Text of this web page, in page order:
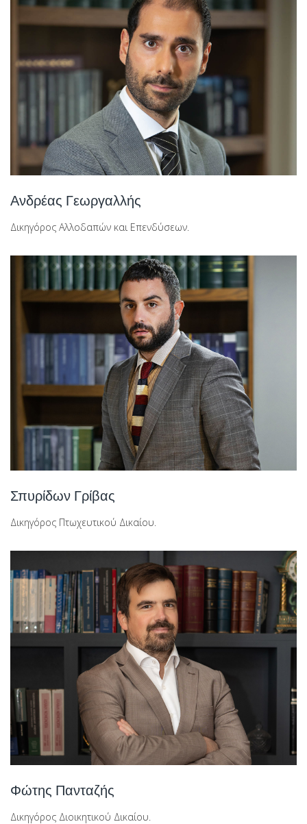
Ανδρέας Γεωργαλλής
Δικηγόρος Αλλοδαπών και Επενδύσεων.
Σπυρίδων Γρίβας
Δικηγόρος Πτωχευτικού Δικαίου.
Φώτης Πανταζής
Δικηγόρος Διοικητικού Δικαίου.